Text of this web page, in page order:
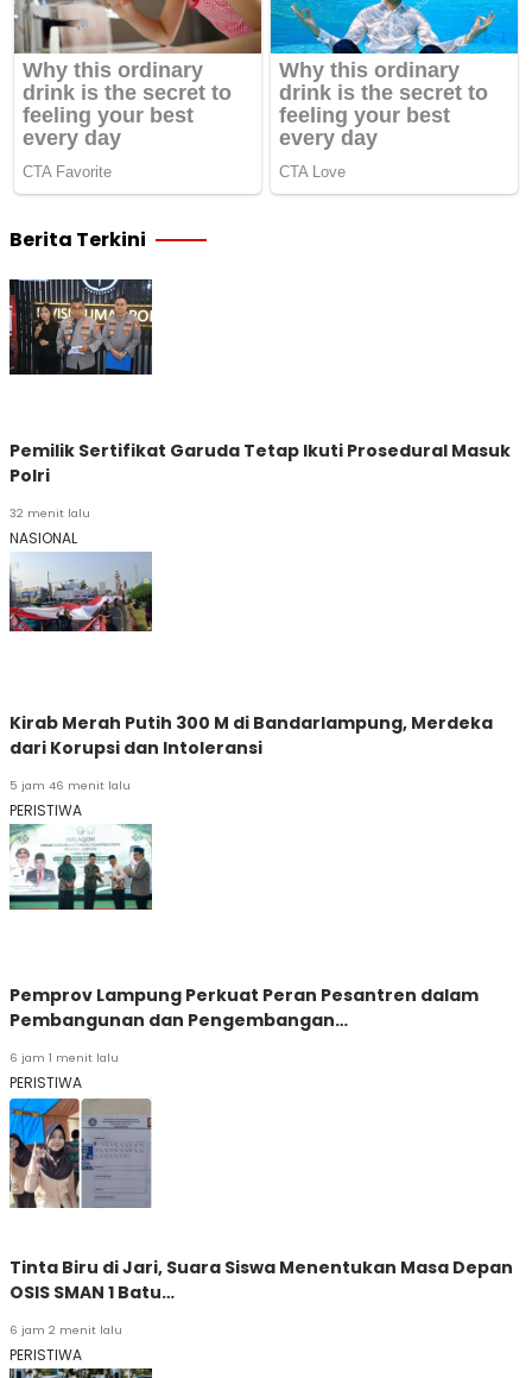
Berita Terkini
Pemilik Sertifikat Garuda Tetap Ikuti Prosedural Masuk
Polri
32 menit lalu
NASIONAL
Kirab Merah Putih 300 M di Bandarlampung, Merdeka
dari Korupsi dan Intoleransi
5 jam 46 menit lalu
PERISTIWA
Pemprov Lampung Perkuat Peran Pesantren dalam
Pembangunan dan Pengembangan…
6 jam 1 menit lalu
PERISTIWA
Tinta Biru di Jari, Suara Siswa Menentukan Masa Depan
OSIS SMAN 1 Batu…
6 jam 2 menit lalu
PERISTIWA